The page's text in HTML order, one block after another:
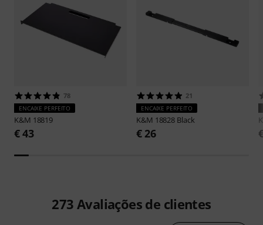
78
ENCAIXE PERFEITO
K&M 18819
€ 43
21
ENCAIXE PERFEITO
K&M 18828 Black
€ 26
273 Avaliações de clientes